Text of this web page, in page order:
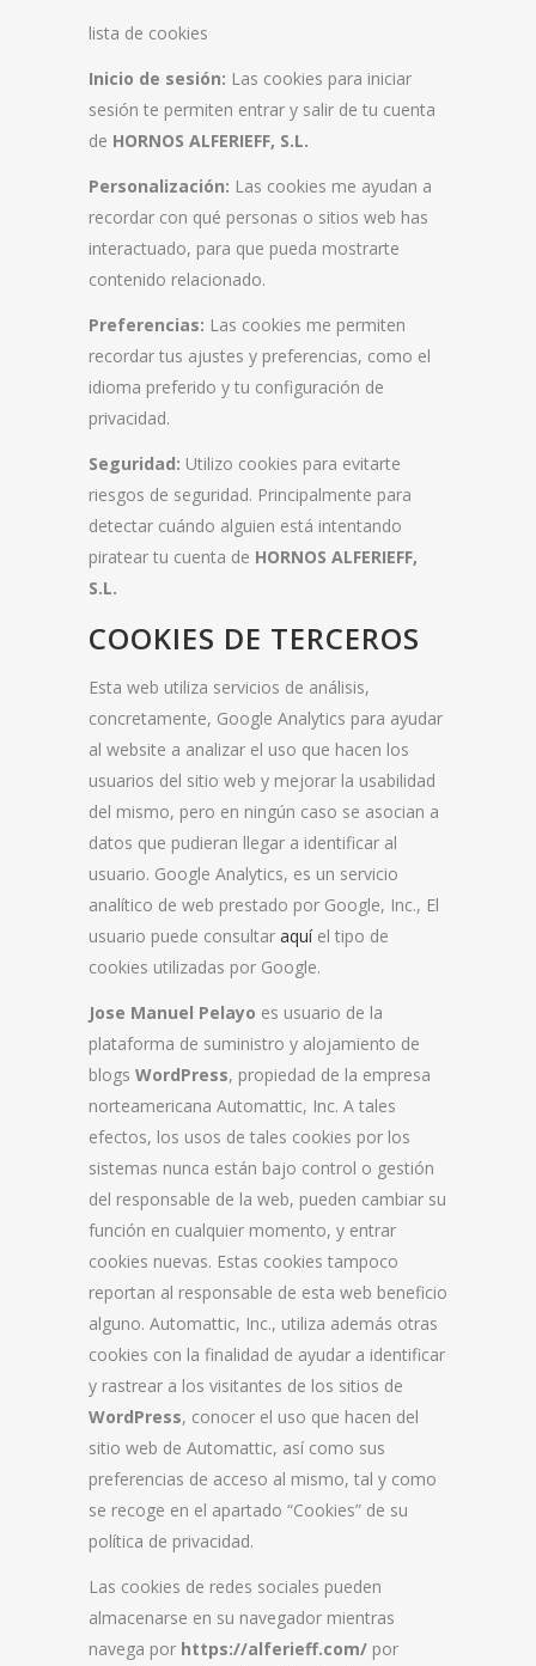
lista de cookies
Inicio de sesión: Las cookies para iniciar
sesión te permiten entrar y salir de tu cuenta
de HORNOS ALFERIEFF, S.L.
Personalización: Las cookies me ayudan a
recordar con qué personas o sitios web has
interactuado, para que pueda mostrarte
contenido relacionado.
Preferencias: Las cookies me permiten
recordar tus ajustes y preferencias, como el
idioma preferido y tu configuración de
privacidad.
Seguridad: Utilizo cookies para evitarte
riesgos de seguridad. Principalmente para
detectar cuándo alguien está intentando
piratear tu cuenta de HORNOS ALFERIEFF,
S.L.
COOKIES DE TERCEROS
Esta web utiliza servicios de análisis,
concretamente, Google Analytics para ayudar
al website a analizar el uso que hacen los
usuarios del sitio web y mejorar la usabilidad
del mismo, pero en ningún caso se asocian a
datos que pudieran llegar a identificar al
usuario. Google Analytics, es un servicio
analítico de web prestado por Google, Inc., El
usuario puede consultar aquíel tipo de
cookies utilizadas por Google.
Jose Manuel Pelayo es usuario de la
plataforma de suministro y alojamiento de
blogs WordPress, propiedad de la empresa
norteamericana Automattic, Inc. A tales
efectos, los usos de tales cookies por los
sistemas nunca están bajo control o gestión
del responsable de la web, pueden cambiar su
función en cualquier momento, y entrar
cookies nuevas. Estas cookies tampoco
reportan al responsable de esta web beneficio
alguno. Automattic, Inc., utiliza además otras
cookies con la finalidad de ayudar a identificar
y rastrear a los visitantes de los sitios de
WordPress, conocer el uso que hacen del
sitio web de Automattic, así como sus
preferencias de acceso al mismo, tal y como
se recoge en el apartado “Cookies” de su
política de privacidad.
Las cookies de redes sociales pueden
almacenarse en su navegador mientras
navega por https://alferieff.com/ por